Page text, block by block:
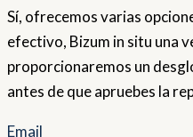
Sí, ofrecemos varias
efectivo, Bizum in situ una
proporcionaremos un
antes de que apruebes la
Email